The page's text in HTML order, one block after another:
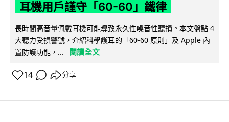
耳機用戶謹守「60-60」鐵律
長時間高音量佩戴耳機可能導致永久性噪音性聽損。本文盤點 4
大聽力受損警號，介紹科學護耳的「60-60 原則」及 Apple 內
置防護功能，...
閱讀全文
14 分享